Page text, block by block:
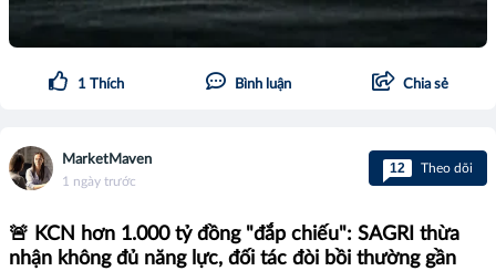
1 Thích Bình luận Chia sẻ
MarketMaven
1 ngày trước
12 Theo dõi
🚨 KCN hơn 1.000 tỷ đồng "đắp chiếu": SAGRI thừa
nhận không đủ năng lực, đối tác đòi bồi thường gần